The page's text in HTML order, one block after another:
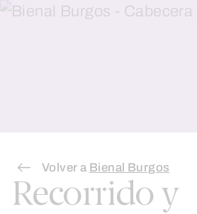
Skip
Volver a Bienal Burgos
Recorrido y